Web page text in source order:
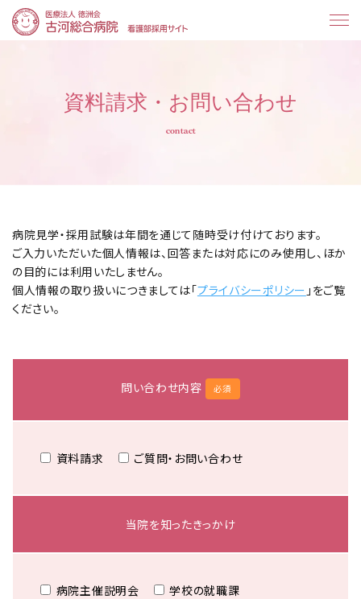
資料請求・お問い合わせ
contact
病院見学・採用試験は年間を通じて随時受け付けております。
ご入力いただいた個人情報は、回答または対応にのみ使用し、ほか
の目的には利用いたしません。
個人情報の取り扱いにつきましては「プライバシーポリシー 」をご覧
ください。
問い合わせ内容 必須
資料請求 ご質問・お問い合わせ
当院を知ったきっかけ
病院主催説明会 学校の就職課